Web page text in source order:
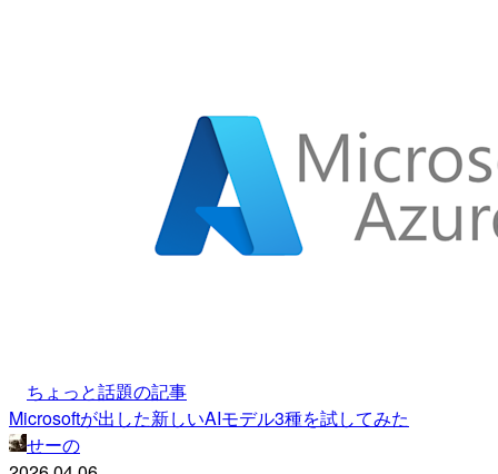
ちょっと話題の記事
Microsoftが出した新しいAIモデル3種を試してみた
せーの